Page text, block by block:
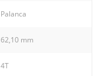
Palanca
62,10 mm
4T